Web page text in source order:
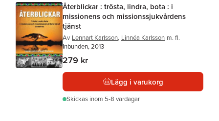
Återblickar : trösta, lindra, bota : i
missionens och missionssjukvårdens
tjänst
Av Lennart Karlsson, Linnéa Karlsson m. fl.
Inbunden, 2013
279 kr
Lägg i varukorg
Skickas inom 5-8 vardagar